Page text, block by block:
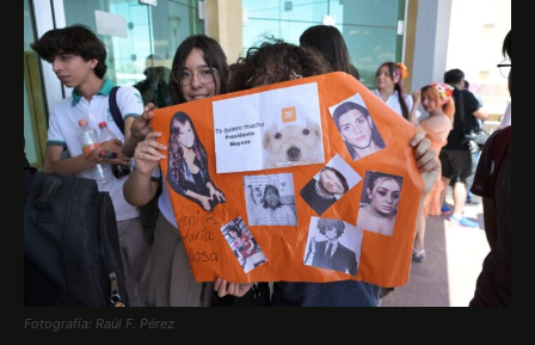
Fotografía: Raúl F. Pérez